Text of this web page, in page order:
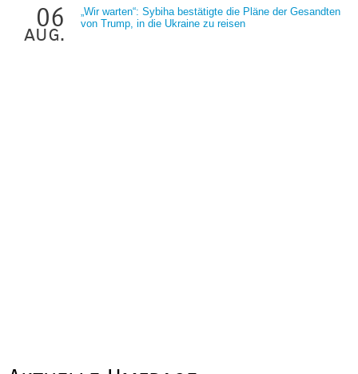
06
aug.
„Wir warten“: Sybiha bestätigte die Pläne der Gesandten
von Trump, in die Ukraine zu reisen